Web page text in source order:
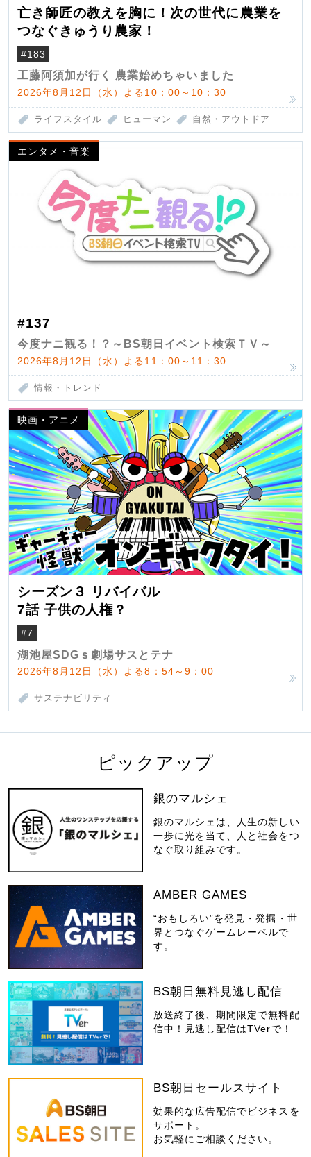
亡き師匠の教えを胸に！次の世代に農業を
つなぐきゅうり農家！
#183
工藤阿須加が行く 農業始めちゃいました
2026年8月12日（水）よる10：00～10：30
ライフスタイル ヒューマン 自然・アウトドア
エンタメ・音楽
#137
今度ナニ観る！？～BS朝日イベント検索ＴＶ～
2026年8月12日（水）よる11：00～11：30
情報・トレンド
映画・アニメ
シーズン３ リバイバル
7話 子供の人権？
#7
湖池屋SDGｓ劇場サスとテナ
2026年8月12日（水）よる8：54～9：00
サステナビリティ
ピックアップ
銀のマルシェ
銀のマルシェは、人生の新しい
一歩に光を当て、人と社会をつ
なぐ取り組みです。
AMBER GAMES
“おもしろい”を発見・発掘・世
界とつなぐゲームレーベルで
す。
BS朝日無料見逃し配信
放送終了後、期間限定で無料配
信中！見逃し配信はTVerで！
BS朝日セールスサイト
効果的な広告配信でビジネスを
サポート。
お気軽にご相談ください。